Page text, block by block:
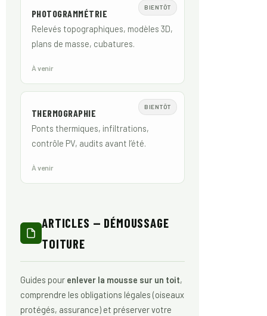
BIENTÔT
PHOTOGRAMMÉTRIE
Relevés topographiques, modèles 3D,
plans de masse, cubatures.
À venir
BIENTÔT
THERMOGRAPHIE
Ponts thermiques, infiltrations,
contrôle PV, audits avant l’été.
À venir
ARTICLES — DÉMOUSSAGE
TOITURE
Guides pour enlever la mousse sur un toit,
comprendre les obligations légales (oiseaux
protégés, assurance) et préserver votre